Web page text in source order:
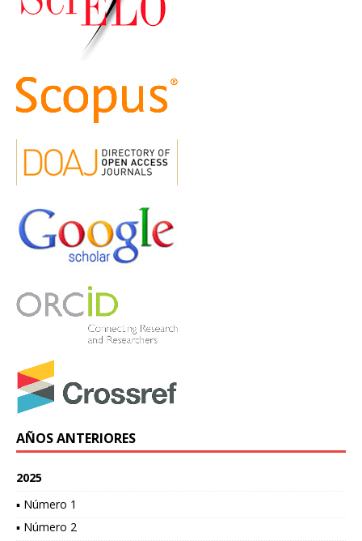
AÑOS ANTERIORES
2025
▪ Número 1
▪ Número 2